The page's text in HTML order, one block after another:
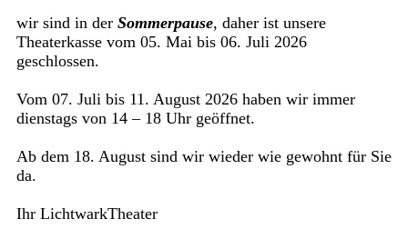
wir sind in derSommerpause, daher ist unsere
Theaterkasse vom 05. Mai bis 06. Juli 2026
geschlossen.
Vom 07. Juli bis 11. August 2026 haben wir immer
dienstags von 14 – 18 Uhr geöffnet.
Ab dem 18. August sind wir wieder wie gewohnt für Sie
da.
Ihr LichtwarkTheater